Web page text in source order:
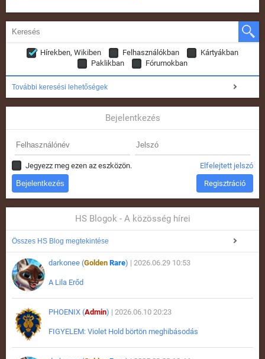
Hírekben, Wikiben Felhasználókban
Kártyákban
Paklikban
Fórumokban
További keresési lehetőségek
Bejelentkezés
Jegyezz meg ezen az eszközön. Elfelejtett jelszó
Regisztráció
HS Blogok - A közösség hírei
Összes HS Blog megtekintése
darkonee (Golden Rare) | 2026.06.29 10:53
A Lila Erőd
PHOENIX (Admin) | 2026.06.10 20:23
FIGYELEM: Violet Hold börtön meghibásodás